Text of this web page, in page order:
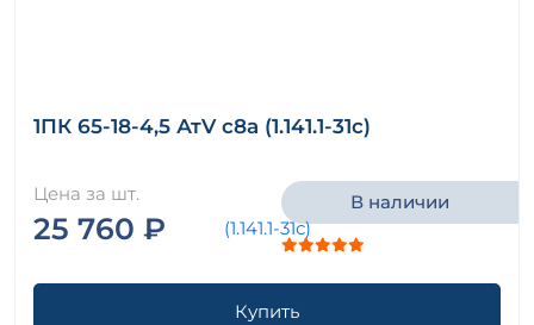
1ПК 65-18-4,5 АтV с8а (1.141.1-31с)
Цена за шт.
25 760 ₽
В наличии
Купить